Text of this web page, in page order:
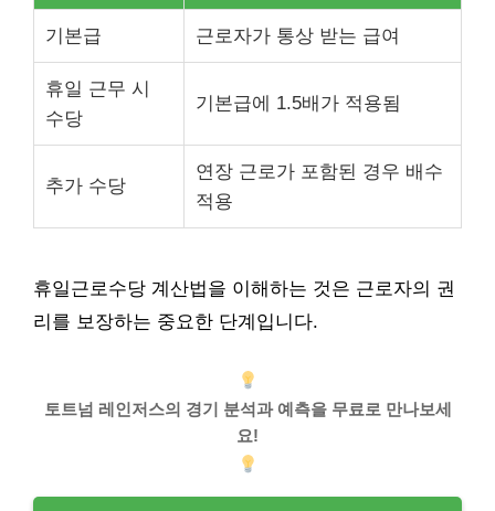
기본급 근로자가 통상 받는 급여
휴일 근무 시
수당
기본급에 1.5배가 적용됨
추가 수당
연장 근로가 포함된 경우 배수
적용
휴일근로수당 계산법을 이해하는 것은 근로자의 권
리를 보장하는 중요한 단계입니다.
토트넘 레인저스의 경기 분석과 예측을 무료로 만나보세
요!